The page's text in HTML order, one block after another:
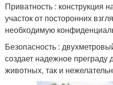
Приватность : конструкция
участок от посторонних
необходимую
Безопасность :
создает надежное преграду
животных, так и